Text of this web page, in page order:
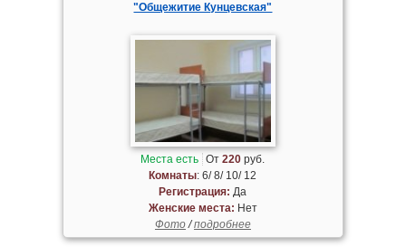
"Общежитие Кунцевская"
Места есть От220 руб.
Комнаты: 6/ 8/ 10/ 12
Регистрация: Да
Женские места: Нет
Фото/подробнее